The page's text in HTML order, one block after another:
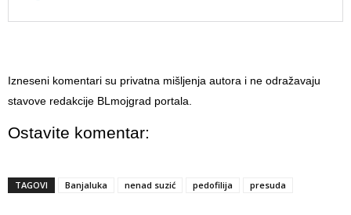
Izneseni komentari su privatna mišljenja autora i ne odražavaju
stavove redakcije BLmojgrad portala.
Ostavite komentar:
TAGOVI Banjaluka nenad suzić pedofilija presuda